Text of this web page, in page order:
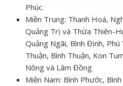
Phúc.
Miền Trung: Thanh Hoá,
Quảng Trị và Thừa Thiên-
Quảng Ngãi, Bình Định, Phú
Thuận, Bình Thuận, Kon
Nông và Lâm Đồng
Miền Nam: Bình Phước,